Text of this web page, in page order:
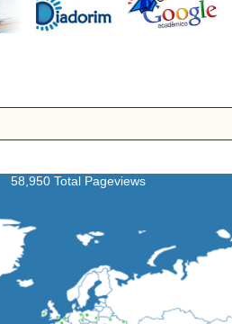
58,950 Total Pageviews